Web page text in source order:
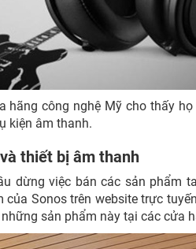
hãng công nghệ Mỹ cho thấy
kiện âm thanh.
thiết bị âm thanh
dừng việc bán các sản phẩm
của Sonos trên website trực
sản phẩm này tại các cửa